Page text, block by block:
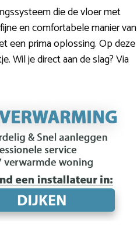
die de vloer met
en comfortabele manier van
een prima oplossing. Op deze
Wil je direct aan de slag? Via